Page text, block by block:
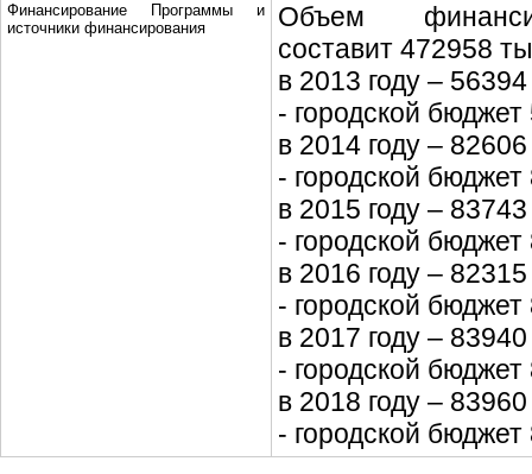
Финансирование Программы и
источники финансирования
Объем
составит 472958
в 2013 году –
- городской
в 2014 году –
- городской
в 2015 году –
- городской
в 2016 году –
- городской
в 2017 году –
- городской
в 2018 году –
- городской